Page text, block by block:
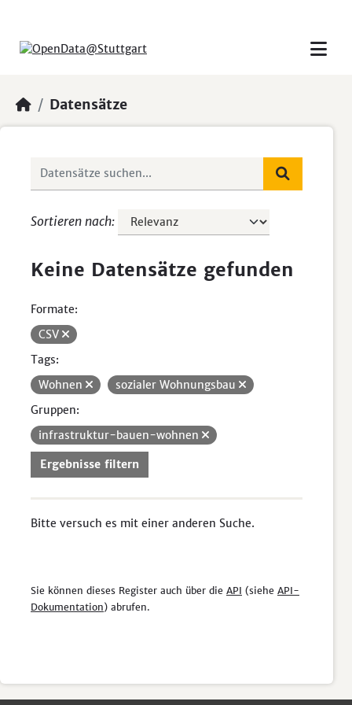
Datensätze
Sortieren nach
Keine Datensätze gefunden
Formate:
CSV
Tags:
Wohnen
sozialer Wohnungsbau
Gruppen:
infrastruktur-bauen-wohnen
Ergebnisse filtern
Bitte versuch es mit einer anderen Suche.
Sie können dieses Register auch über die API (siehe API-
Dokumentation) abrufen.